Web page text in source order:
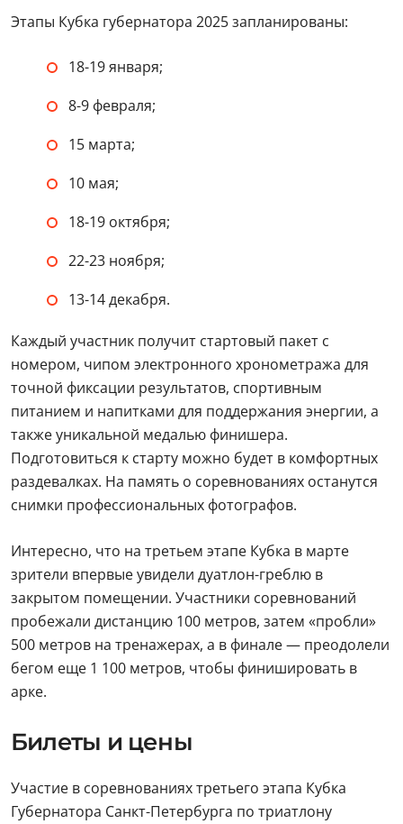
Этапы Кубка губернатора 2025 запланированы:
18-19 января;
8-9 февраля;
15 марта;
10 мая;
18-19 октября;
22-23 ноября;
13-14 декабря.
Каждый участник получит стартовый пакет с
номером, чипом электронного хронометража для
точной фиксации результатов, спортивным
питанием и напитками для поддержания энергии, а
также уникальной медалью финишера.
Подготовиться к старту можно будет в комфортных
раздевалках. На память о соревнованиях останутся
снимки профессиональных фотографов.
Интересно, что на третьем этапе Кубка в марте
зрители впервые увидели дуатлон-греблю в
закрытом помещении. Участники соревнований
пробежали дистанцию 100 метров, затем «пробли»
500 метров на тренажерах, а в финале — преодолели
бегом еще 1 100 метров, чтобы финишировать в
арке.
Билеты и цены
Участие в соревнованиях третьего этапа Кубка
Губернатора Санкт-Петербурга по триатлону